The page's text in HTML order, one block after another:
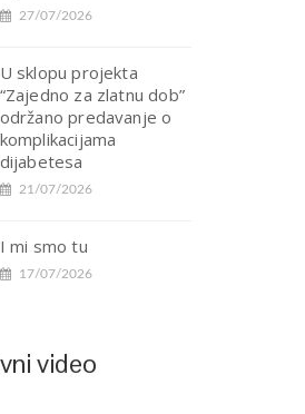
27/07/2026
U sklopu projekta
“Zajedno za zlatnu dob”
održano predavanje o
komplikacijama
dijabetesa
21/07/2026
I mi smo tu
17/07/2026
video